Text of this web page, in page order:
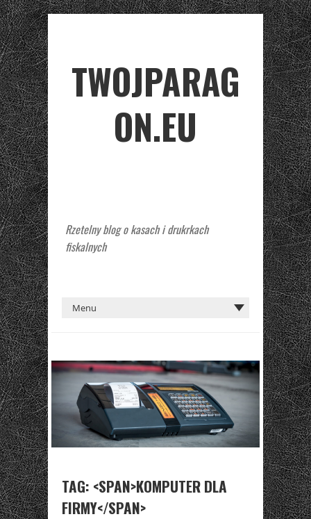
TWOJPARAG
ON.EU
Rzetelny blog o kasach i drukrkach
fiskalnych
TAG: <SPAN>KOMPUTER DLA
FIRMY</SPAN>